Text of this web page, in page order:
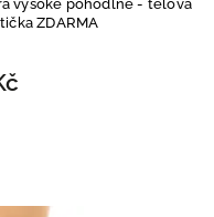
ZDARMA